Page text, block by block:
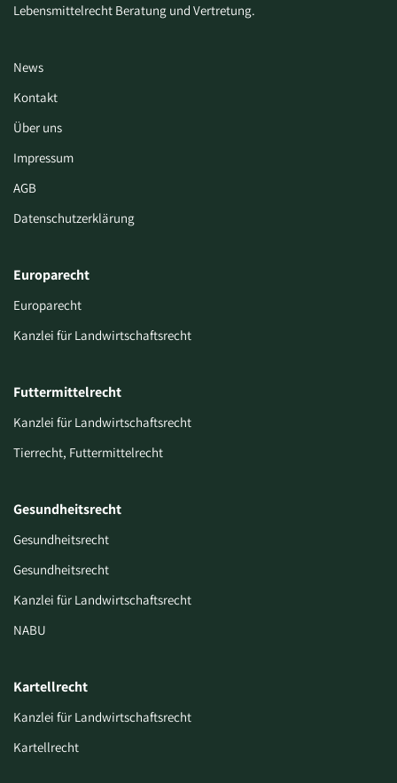
Lebensmittelrecht Beratung und Vertretung.
News
Kontakt
Über uns
Impressum
AGB
Datenschutzerklärung
Europarecht
Europarecht
Kanzlei für Landwirtschaftsrecht
Futtermittelrecht
Kanzlei für Landwirtschaftsrecht
Tierrecht, Futtermittelrecht
Gesundheitsrecht
Gesundheitsrecht
Gesundheitsrecht
Kanzlei für Landwirtschaftsrecht
NABU
Kartellrecht
Kanzlei für Landwirtschaftsrecht
Kartellrecht